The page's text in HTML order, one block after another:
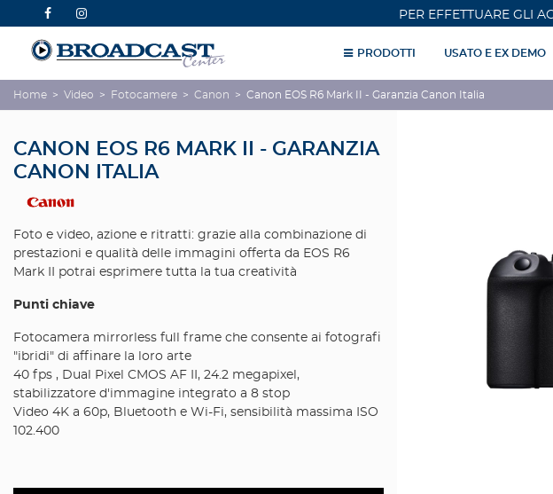
PER EFFETTUARE GLI
PRODOTTI USATO E EX DEMO
Home > Video > Fotocamere > Canon > Canon EOS R6 Mark II - Garanzia Canon Italia
CANON EOS R6 MARK II - GARANZIA
CANON ITALIA
Foto e video, azione e ritratti: grazie alla combinazione di
prestazioni e qualità delle immagini offerta da EOS R6
Mark II potrai esprimere tutta la tua creatività
Punti chiave
Fotocamera mirrorless full frame che consente ai fotografi
"ibridi" di affinare la loro arte
40 fps , Dual Pixel CMOS AF II, 24.2 megapixel,
stabilizzatore d'immagine integrato a 8 stop
Video 4K a 60p, Bluetooth e Wi-Fi, sensibilità massima ISO
102.400